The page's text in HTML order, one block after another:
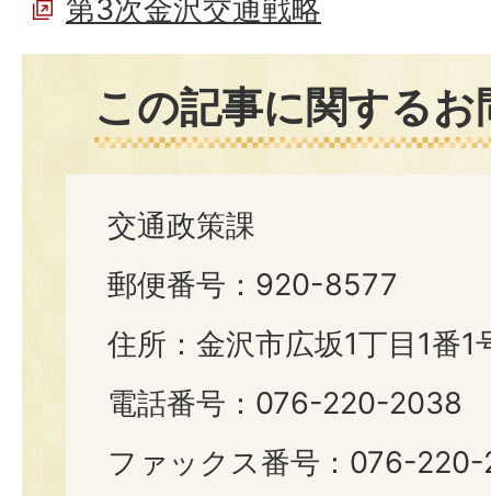
第3次金沢交通戦略
この記事に関する
交通政策課
郵便番号：920-8577
住所：金沢市広坂1丁目1番1
電話番号：076-220-2038
ファックス番号：076-